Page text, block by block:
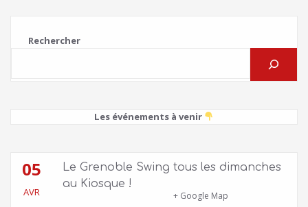
Rechercher
Les événements à venir
05
AVR
Le Grenoble Swing tous les dimanches
au Kiosque !
+ Google Map